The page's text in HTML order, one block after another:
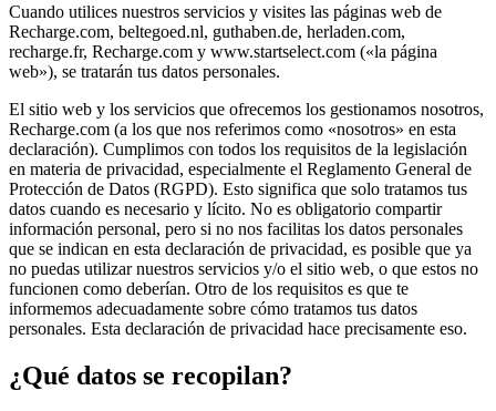
Cuando utilices nuestros servicios y visites las páginas web de
Recharge.com, beltegoed.nl, guthaben.de, herladen.com,
recharge.fr, Recharge.com y www.startselect.com («la página
web»), se tratarán tus datos personales.
El sitio web y los servicios que ofrecemos los gestionamos nosotros,
Recharge.com (a los que nos referimos como «nosotros» en esta
declaración). Cumplimos con todos los requisitos de la legislación
en materia de privacidad, especialmente el Reglamento General de
Protección de Datos (RGPD). Esto significa que solo tratamos tus
datos cuando es necesario y lícito. No es obligatorio compartir
información personal, pero si no nos facilitas los datos personales
que se indican en esta declaración de privacidad, es posible que ya
no puedas utilizar nuestros servicios y/o el sitio web, o que estos no
funcionen como deberían. Otro de los requisitos es que te
informemos adecuadamente sobre cómo tratamos tus datos
personales. Esta declaración de privacidad hace precisamente eso.
¿Qué datos se recopilan?